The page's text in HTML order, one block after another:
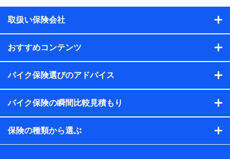
【共同して利用する者の範囲】
当社
【利用目的】
提供する保険関連サービスにおけるユーザー登録受付および
取引のあるもしくは委託を受けている保険会社・提携会社の
取扱い保険会社
おすすめコンテンツ
バイク保険選びのアドバイス
バイク保険の瞬間比較見積もり
保険の種類から選ぶ